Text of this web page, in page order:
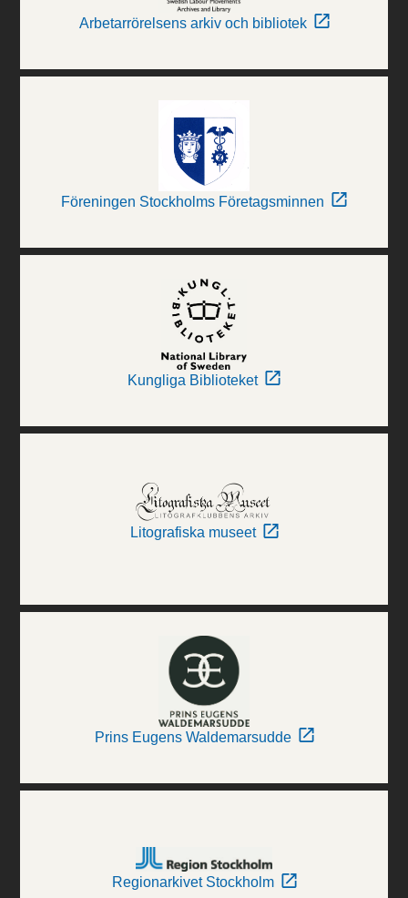
Arbetarrörelsens arkiv och bibliotek
Föreningen Stockholms Företagsminnen
Kungliga Biblioteket
Litografiska museet
Prins Eugens Waldemarsudde
Regionarkivet Stockholm